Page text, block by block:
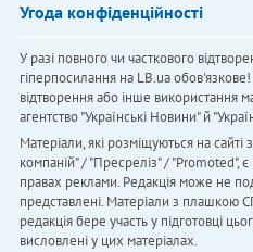
Угода конфіденційності
У разі повного чи часткового
гіперпосилання на LB.ua
відтворення або інше використання
агентство "Українськi Новини" й
Матеріали, які розміщуються на
компаній" / "Пресреліз" / "Promoted",
правах реклами. Редакція може не
представлені. Матеріали з
редакція бере участь у підготовці
висловлені у цих матеріалах.